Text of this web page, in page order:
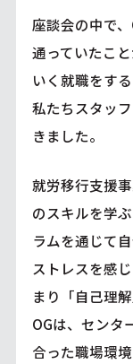
座談会の中で
通っていたこ
いく就職をす
私たちスタッ
きました。
就労移行支援
のスキルを学
ラムを通じて
ストレスを感
まり「自己理
OGは、センタ
合った職場環